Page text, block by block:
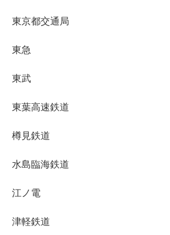
東京都交通局
東急
東武
東葉高速鉄道
樽見鉄道
水島臨海鉄道
江ノ電
津軽鉄道